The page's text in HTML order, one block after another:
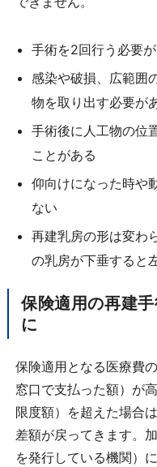
手術を2回行う必要
感染や破損、広範囲
物を取り出す必要が
手術後に人工物の位
ことがある
仰向けになった時や
ない
再建乳房の形は変わ
の乳房が下垂する
保険適用の再建
に
保険適用となる医療費
窓口で支払った額）が
限度額）を超えた場合
差額が戻ってきます。
を発行している機関）